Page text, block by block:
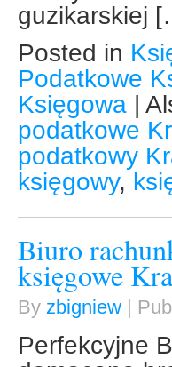
guzikarskiej
Posted in
Podatkowe
Księgowa
podatkowe
podatkowy
księgowy,
Biuro
księgowe
By zbigniew |
Perfekcyjne